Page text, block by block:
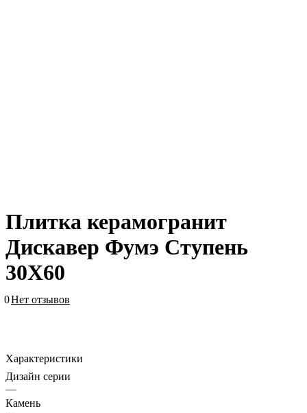
Плитка керамогранит
Дискавер Фумэ Ступень
30X60
0Нет отзывов
Характеристики
Дизайн серии
—
Камень